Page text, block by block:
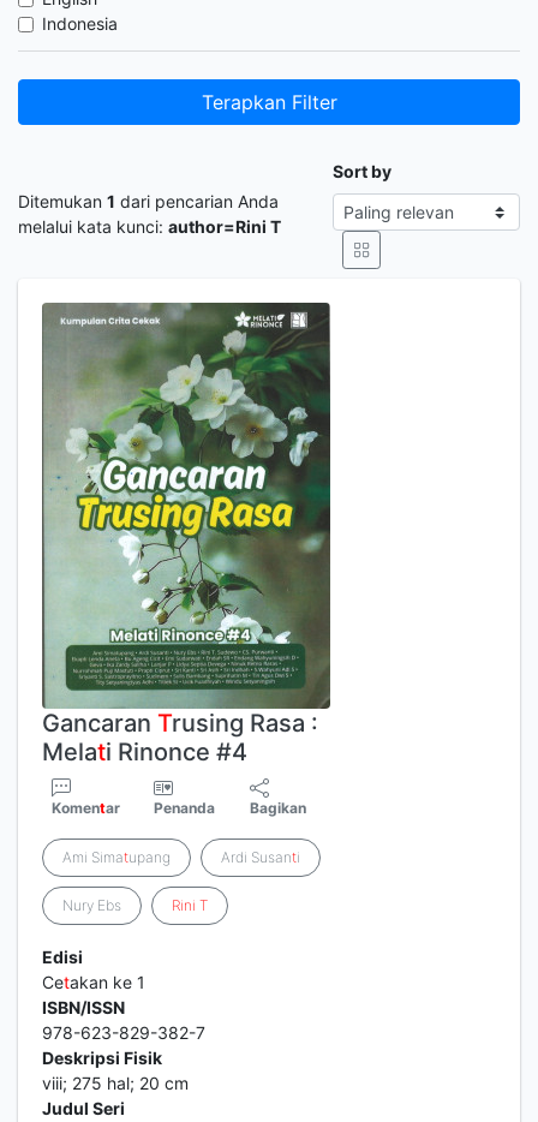
Indonesia
Terapkan Filter
Ditemukan 1 dari pencarian Anda
melalui kata kunci: author=Rini T
Sort by
Gancaran Trusing Rasa :
Melati Rinonce #4
Komentar Penanda Bagikan
Ami Simatupang Ardi Susanti
Nury Ebs Rini T
Edisi
Cetakan ke 1
ISBN/ISSN
978-623-829-382-7
Deskripsi Fisik
viii; 275 hal; 20 cm
Judul Seri